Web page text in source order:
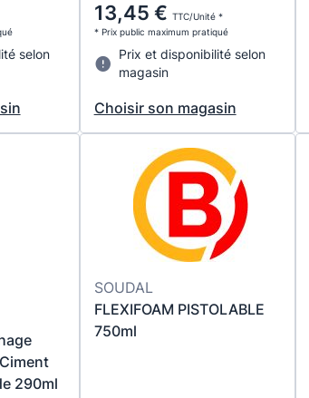
selon
13,45 € TTC/Unité *
* Prix public maximum pratiqué
Prix et disponibilité selon
magasin
Choisir son magasin
Ciment
290ml
SOUDAL
FLEXIFOAM PISTOLABLE
750ml